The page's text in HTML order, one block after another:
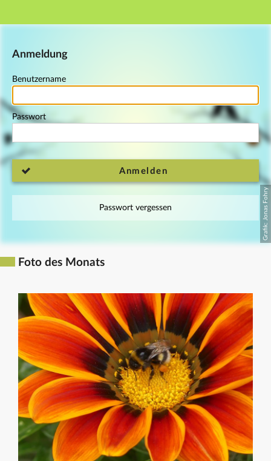
Hauptnavigation
Anmeldung
Benutzername
Passwort
Anmelden
Passwort vergessen
Foto des Monats